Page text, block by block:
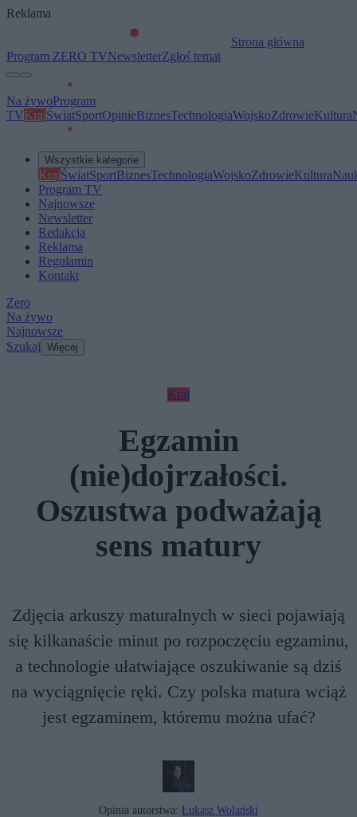
Reklama
Strona główna
Program ZERO TVNewsletterZgłoś temat
Na żywoProgram
TVKrajŚwiatSportOpinieBiznesTechnologiaWojskoZdrowieKultura
Wszystkie kategorie
KrajŚwiatSportBiznesTechnologiaWojskoZdrowieKultura
Program TV
Najnowsze
Newsletter
Redakcja
Reklama
Regulamin
Kontakt
Zero
Na żywo
Najnowsze
Szukaj Więcej
Kraj
Egzamin
(nie)dojrzałości.
Oszustwa podważają
sens matury
Zdjęcia arkuszy maturalnych w sieci pojawiają
się kilkanaście minut po rozpoczęciu egzaminu,
a technologie ułatwiające oszukiwanie są dziś
na wyciągnięcie ręki. Czy polska matura wciąż
jest egzaminem, któremu można ufać?
Opinia autorstwa: Łukasz Wolański